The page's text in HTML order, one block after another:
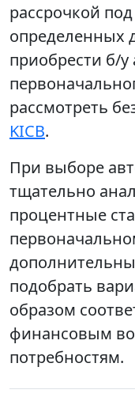
рассрочкой
определенных
приобрести б/у
рассмотреть
KICB.
При выборе
тщательно
процентные
подобрать
образом
финансовым
потребностям.